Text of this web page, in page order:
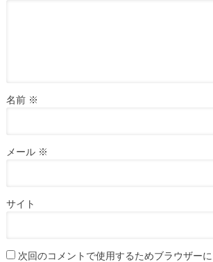
名前 ※
メール ※
サイト
次回のコメントで使用するためブラウザー